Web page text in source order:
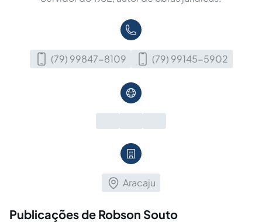
(79) 99847-8109 (79) 99145-5902
Aracaju
Publicações de Robson Souto